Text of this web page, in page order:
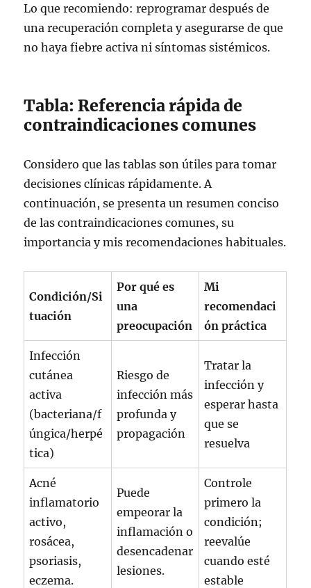
Lo que recomiendo: reprogramar después de
una recuperación completa y asegurarse de que
no haya fiebre activa ni síntomas sistémicos.
Tabla: Referencia rápida de
contraindicaciones comunes
Considero que las tablas son útiles para tomar
decisiones clínicas rápidamente. A
continuación, se presenta un resumen conciso
de las contraindicaciones comunes, su
importancia y mis recomendaciones habituales.
Condición/Si
tuación
Por qué es
una
preocupación
Mi
recomendaci
ón práctica
Infección
cutánea
activa
(bacteriana/f
úngica/herpé
tica)
Riesgo de
infección más
profunda y
propagación
Tratar la
infección y
esperar hasta
que se
resuelva
Acné
inflamatorio
activo,
rosácea,
psoriasis,
eczema.
Puede
empeorar la
inflamación o
desencadenar
lesiones.
Controle
primero la
condición;
reevalúe
cuando esté
estable